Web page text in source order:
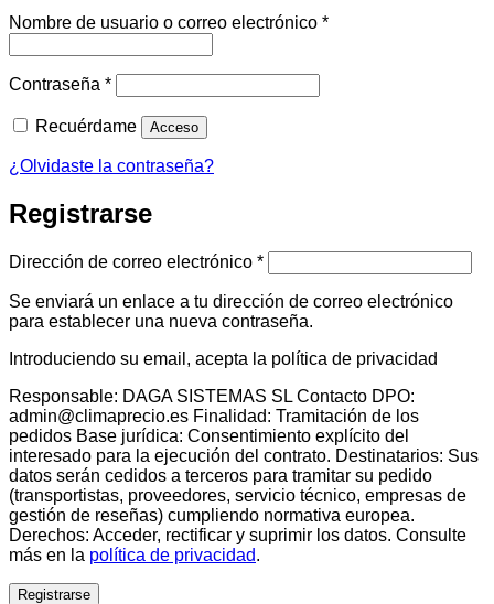
Nombre de usuario o correo electrónico *Obligatorio
Contraseña *Obligatorio
Recuérdame Acceso
¿Olvidaste la contraseña?
Registrarse
Dirección de correo electrónico *Obligatorio
Se enviará un enlace a tu dirección de correo electrónico
para establecer una nueva contraseña.
Introduciendo su email, acepta la política de privacidad
Responsable: DAGA SISTEMAS SL Contacto DPO:
admin@climaprecio.es Finalidad: Tramitación de los
pedidos Base jurídica: Consentimiento explícito del
interesado para la ejecución del contrato. Destinatarios: Sus
datos serán cedidos a terceros para tramitar su pedido
(transportistas, proveedores, servicio técnico, empresas de
gestión de reseñas) cumpliendo normativa europea.
Derechos: Acceder, rectificar y suprimir los datos. Consulte
más en la política de privacidad.
Registrarse